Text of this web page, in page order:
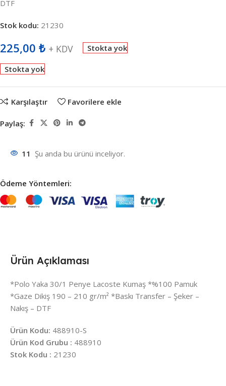
DTF
Stok kodu: 21230
225,00 ₺ + KDV Stokta yok
Stokta yok
Karşılaştır Favorilere ekle
Paylaş:
11 Şu anda bu ürünü inceliyor.
Ödeme Yöntemleri:
Ürün Açıklaması
*Polo Yaka 30/1 Penye Lacoste Kumaş *%100 Pamuk
*Gaze Dikiş 190 – 210 gr/m² *Baskı Transfer – Şeker –
Nakış – DTF
Ürün Kodu: 488910-S
Ürün Kod Grubu : 488910
Stok Kodu : 21230